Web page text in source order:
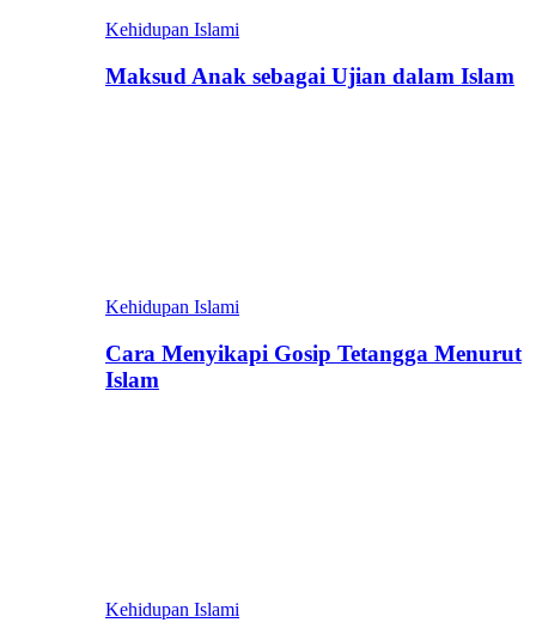
Kehidupan Islami
Maksud Anak sebagai Ujian dalam Islam
Kehidupan Islami
Cara Menyikapi Gosip Tetangga Menurut
Islam
Kehidupan Islami